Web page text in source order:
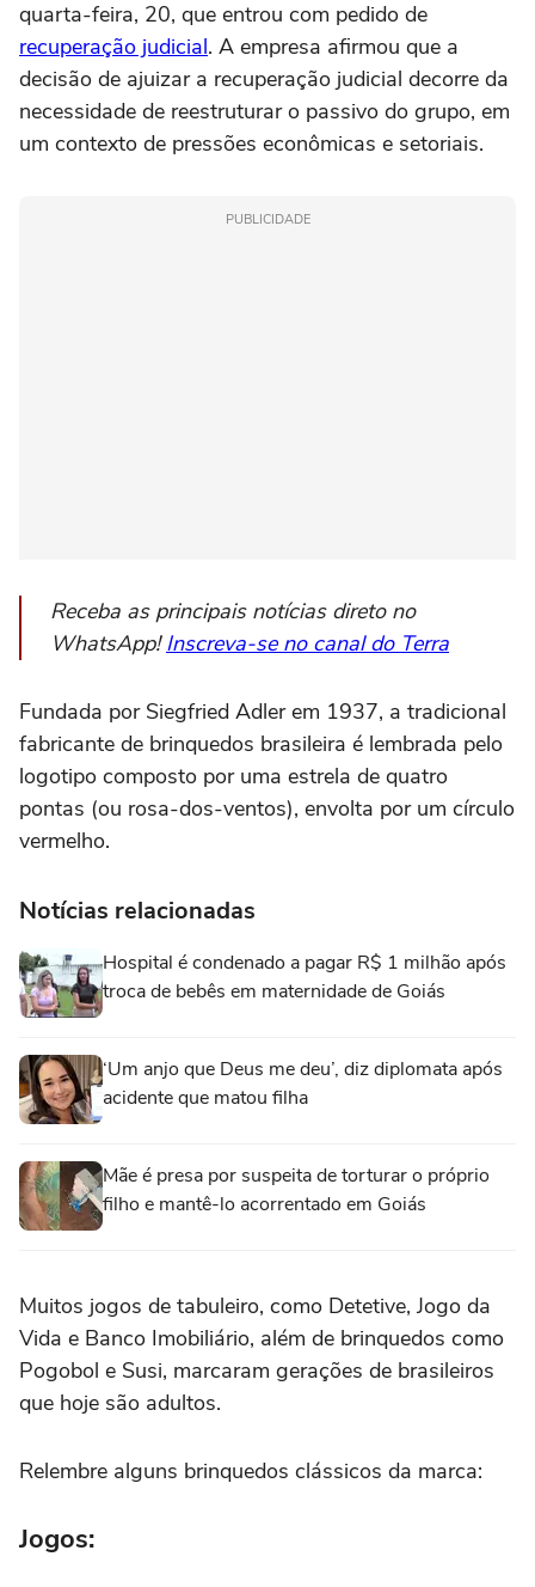
quarta-feira, 20, que entrou com pedido de
recuperação judicial. A empresa afirmou que a
decisão de ajuizar a recuperação judicial decorre da
necessidade de reestruturar o passivo do grupo, em
um contexto de pressões econômicas e setoriais.
PUBLICIDADE
Receba as principais notícias direto no
WhatsApp!Inscreva-se no canal do Terra
Fundada por Siegfried Adler em 1937, a tradicional
fabricante de brinquedos brasileira é lembrada pelo
logotipo composto por uma estrela de quatro
pontas (ou rosa-dos-ventos), envolta por um círculo
vermelho.
Notícias relacionadas
Hospital é condenado a pagar R$ 1 milhão após
troca de bebês em maternidade de Goiás
‘Um anjo que Deus me deu’, diz diplomata após
acidente que matou filha
Mãe é presa por suspeita de torturar o próprio
filho e mantê-lo acorrentado em Goiás
Muitos jogos de tabuleiro, como Detetive, Jogo da
Vida e Banco Imobiliário, além de brinquedos como
Pogobol e Susi, marcaram gerações de brasileiros
que hoje são adultos.
Relembre alguns brinquedos clássicos da marca:
Jogos: